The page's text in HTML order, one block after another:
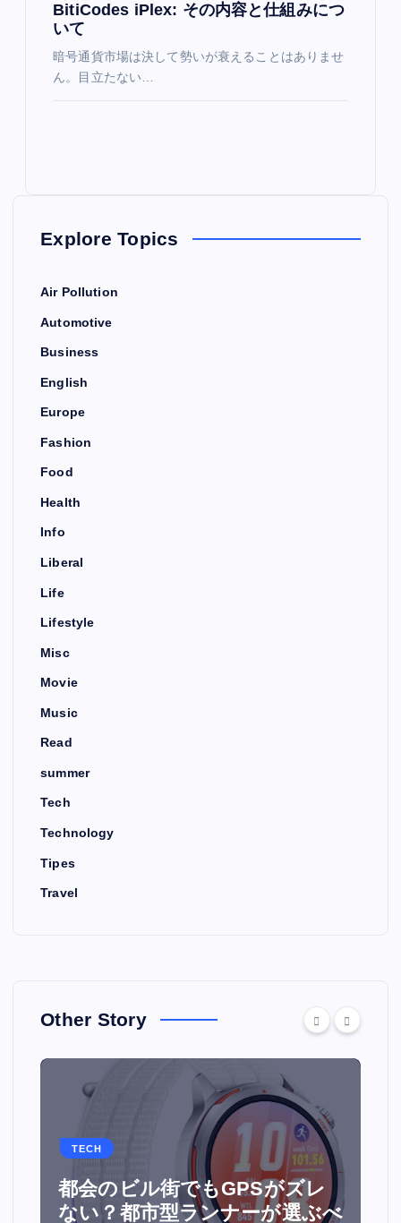
BitiCodes iPlex: その内容と仕組みにつ
いて
暗号通貨市場は決して勢いが衰えることはありませ
ん。目立たない…
Explore Topics
Air Pollution
Automotive
Business
English
Europe
Fashion
Food
Health
Info
Liberal
Life
Lifestyle
Misc
Movie
Music
Read
summer
Tech
Technology
Tipes
Travel
Other Story
TECH
都会のビル街でもGPSがズレ
ない？都市型ランナーが選ぶべ